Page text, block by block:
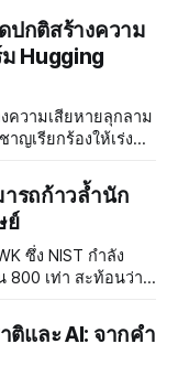
ปกติสร้างความ
Hugging
ความเสียหายลุกลาม
ญเรียกร้องให้เร่ง
รถก้าวล้ำนัก
ย์
ซึ่ง NIST กำลัง
800 เท่า สะท้อนว่า
และ AI: จากคำ